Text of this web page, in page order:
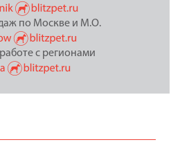
по Москве и М.О.
с регионами